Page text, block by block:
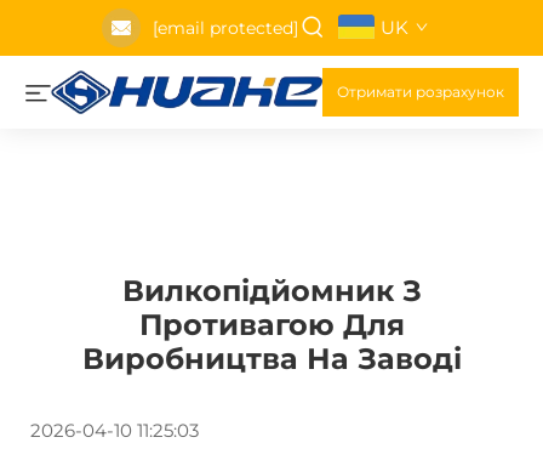
[email protected] UK
Отримати розрахунок
Вилкопідйомник З
Противагою Для
Виробництва На Заводі
2026-04-10 11:25:03